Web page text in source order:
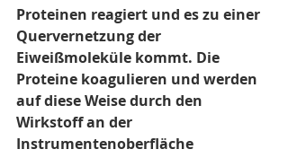
Proteinen reagiert und es zu einer
Quervernetzung der
Eiweißmoleküle kommt. Die
Proteine koagulieren und werden
auf diese Weise durch den
Wirkstoff an der
Instrumentenoberfläche